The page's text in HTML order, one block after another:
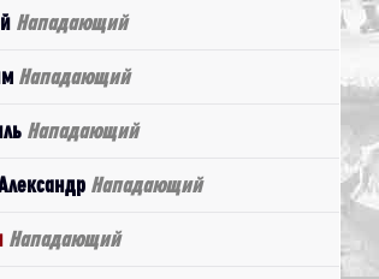
Нападающий
Нападающий
Нападающий
Нападающий
Нападающий